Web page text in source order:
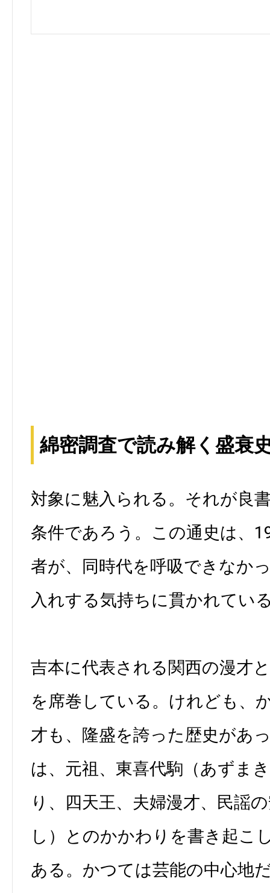
綿密調査で読み解く盛衰
対象に魅入られる。それが良
条件であろう。この通史は、
者が、同時代を呼吸できなか
入れする気持ちに貫かれてい
吉本に代表される関西の漫才
を席巻している。けれども、
才も、隆盛を誇った歴史があ
は、元祖、東喜代駒（あずま
り、四天王、夫婦漫才、民謡
し）とのかかわりを書き起こ
ある。かつては芸能の中心地